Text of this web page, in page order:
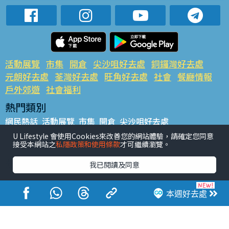
本週好去處
活動展覽 市集 開倉 尖沙咀好去處 銅鑼灣好去處
元朗好去處 荃灣好去處 旺角好去處 社會 餐廳情報
戶外郊遊 社會福利
熱門類別
網民熱話 活動展覽 市集 開倉 尖沙咀好去處
銅鑼灣好去處 元朗好去處 荃灣好去處 旺角好去處 社會
餐廳情報 戶外郊遊
熱門標籤
#UGO搵好去處 #人氣活動推介 #美食社群熱話
#親子玩樂好去處
#ULifestyle應用程式
#限時搶
#UJetso禮物放送
#ULifestyle商戶中心 #著數 #網絡熱話
U Lifestyle 會使用Cookies來改善您的網站體驗，請確定您同意
接受本網站之私隱政策和使用條款才可繼續瀏覽。
我已閱讀及同意